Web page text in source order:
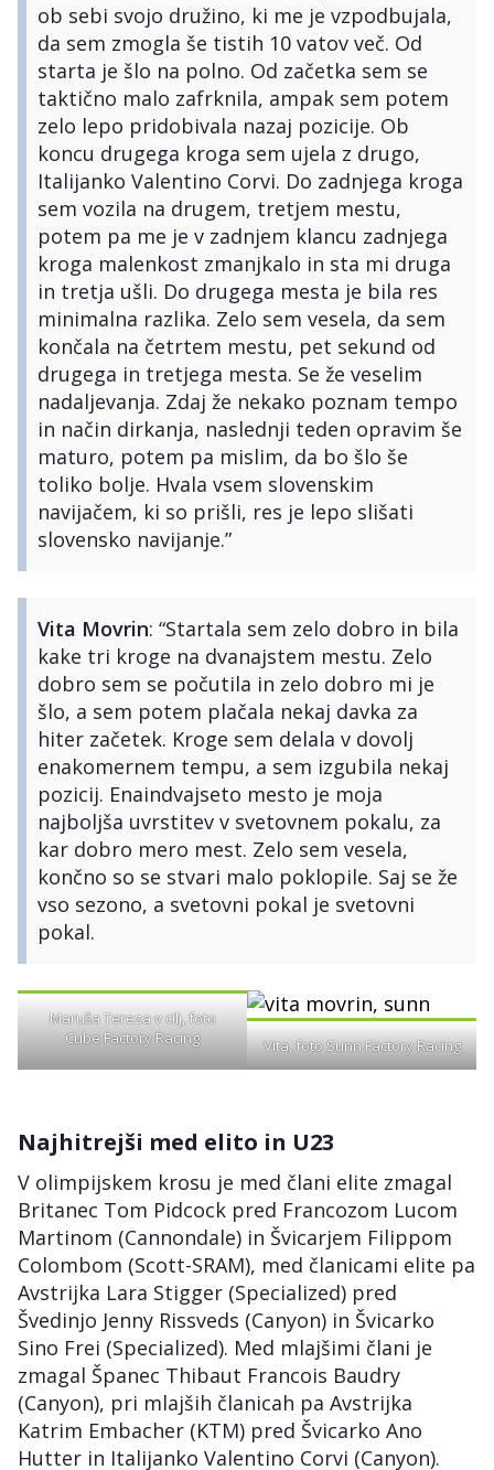
ob sebi svojo družino, ki me je vzpodbujala,
da sem zmogla še tistih 10 vatov več. Od
starta je šlo na polno. Od začetka sem se
taktično malo zafrknila, ampak sem potem
zelo lepo pridobivala nazaj pozicije. Ob
koncu drugega kroga sem ujela z drugo,
Italijanko Valentino Corvi. Do zadnjega kroga
sem vozila na drugem, tretjem mestu,
potem pa me je v zadnjem klancu zadnjega
kroga malenkost zmanjkalo in sta mi druga
in tretja ušli. Do drugega mesta je bila res
minimalna razlika. Zelo sem vesela, da sem
končala na četrtem mestu, pet sekund od
drugega in tretjega mesta. Se že veselim
nadaljevanja. Zdaj že nekako poznam tempo
in način dirkanja, naslednji teden opravim še
maturo, potem pa mislim, da bo šlo še
toliko bolje. Hvala vsem slovenskim
navijačem, ki so prišli, res je lepo slišati
slovensko navijanje.”
Vita Movrin: “Startala sem zelo dobro in bila
kake tri kroge na dvanajstem mestu. Zelo
dobro sem se počutila in zelo dobro mi je
šlo, a sem potem plačala nekaj davka za
hiter začetek. Kroge sem delala v dovolj
enakomernem tempu, a sem izgubila nekaj
pozicij. Enaindvajseto mesto je moja
najboljša uvrstitev v svetovnem pokalu, za
kar dobro mero mest. Zelo sem vesela,
končno so se stvari malo poklopile. Saj se že
vso sezono, a svetovni pokal je svetovni
pokal.
Maruša Tereza v cilj, foto
Cube Factory Racing
Vita, foto Sunn Factory Racing
Najhitrejši med elito in U23
V olimpijskem krosu je med člani elite zmagal
Britanec Tom Pidcock pred Francozom Lucom
Martinom (Cannondale) in Švicarjem Filippom
Colombom (Scott-SRAM), med članicami elite pa
Avstrijka Lara Stigger (Specialized) pred
Švedinjo Jenny Rissveds (Canyon) in Švicarko
Sino Frei (Specialized). Med mlajšimi člani je
zmagal Španec Thibaut Francois Baudry
(Canyon), pri mlajših članicah pa Avstrijka
Katrim Embacher (KTM) pred Švicarko Ano
Hutter in Italijanko Valentino Corvi (Canyon).